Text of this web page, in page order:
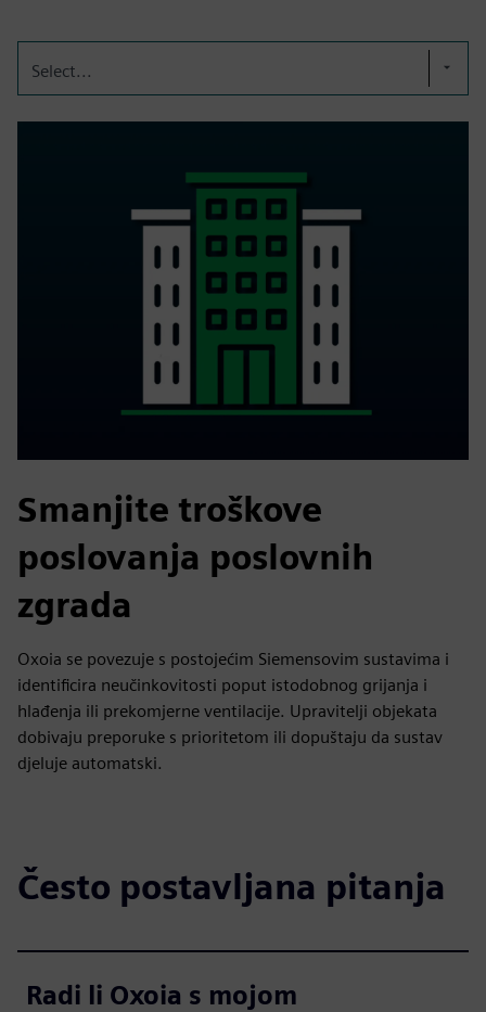
Select...
Smanjite troškove
poslovanja poslovnih
zgrada
Oxoia se povezuje s postojećim Siemensovim sustavima i
identificira neučinkovitosti poput istodobnog grijanja i
hlađenja ili prekomjerne ventilacije. Upravitelji objekata
dobivaju preporuke s prioritetom ili dopuštaju da sustav
djeluje automatski.
Često postavljana pitanja
Radi li Oxoia s mojom